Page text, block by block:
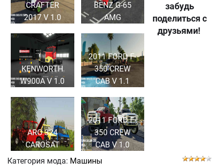
CRAFTER
2017 V 1.0
BENZ G-65
AMG
KENWORTH
W900A V 1.0
2011 FORD F-
350 CREW
CAB V 1.1
ARO 324
CAROSAT
2011 FORD F-
350 CREW
CAB V 1.0
забудь
поделиться с
друзьями!
Категория мода: Машины